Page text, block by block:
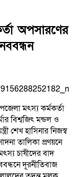
অপসারণের
মৎস্য কর্মকর্তা
বিশ্বজিৎ মন্ডল ও
শেখ হাসিনার নিজস্ব
তালিকা প্রণয়নে
চাষীদের বাদ
দূরনীতিবাজ